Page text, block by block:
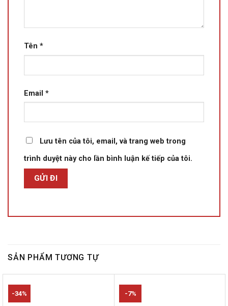
Tên *
Email *
Lưu tên của tôi, email, và trang web trong
trình duyệt này cho lần bình luận kế tiếp của tôi.
SẢN PHẨM TƯƠNG TỰ
-34% -7%